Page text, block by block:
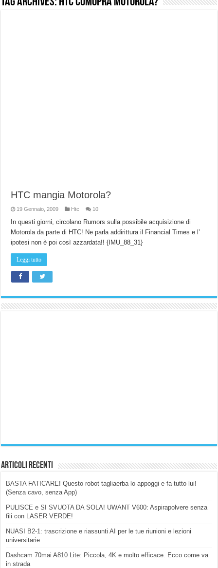
HTC mangia Motorola?
19 Gennaio, 2009 Htc 10
In questi giorni, circolano Rumors sulla possibile acquisizione di
Motorola da parte di HTC! Ne parla addirittura il Financial Times e l’
ipotesi non è poi così azzardata!! {IMU_88_31}
Leggi tutto
Articoli Recenti
BASTA FATICARE! Questo robot tagliaerba lo appoggi e fa tutto lui!
(Senza cavo, senza App)
PULISCE e SI SVUOTA DA SOLA! UWANT V600: Aspirapolvere senza
fili con LASER VERDE!
NUASI B2-1: trascrizione e riassunti AI per le tue riunioni e lezioni
universitarie
Dashcam 70mai A810 Lite: Piccola, 4K e molto efficace. Ecco come va
in strada